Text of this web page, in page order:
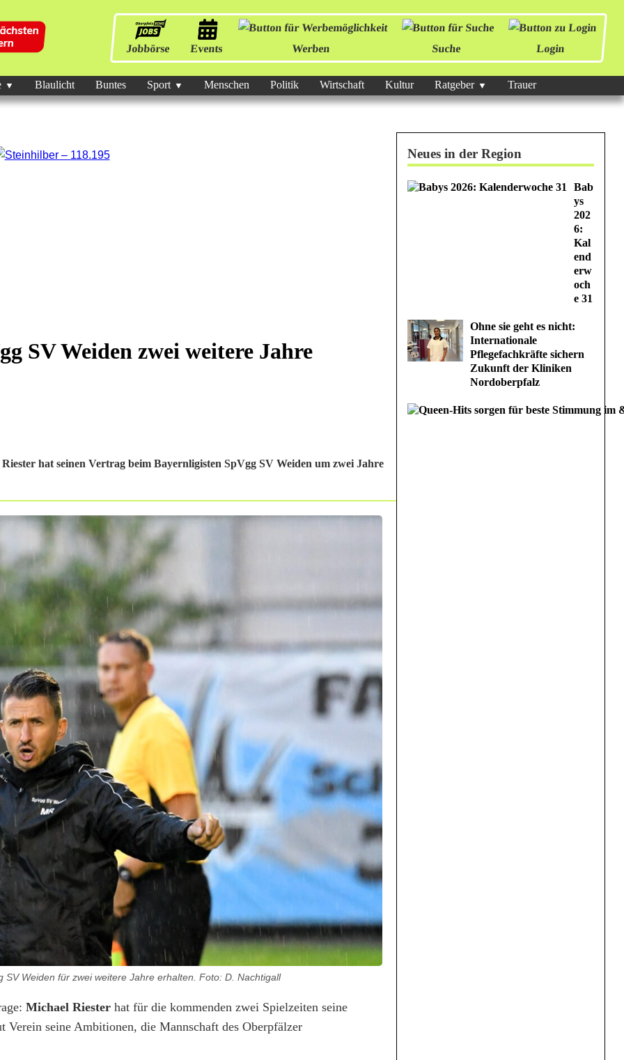
Jobbörse Events Werben Suche Login
Blaulicht Buntes Sport Menschen Politik Wirtschaft Kultur Ratgeber Trauer
SV Weiden zwei weitere Jahre
hat seinen Vertrag beim Bayernligisten SpVgg SV Weiden um zwei Jahre
Weiden für zwei weitere Jahre erhalten. Foto: D. Nachtigall
Michael Riester hat für die kommenden zwei Spielzeiten seine
Verein seine Ambitionen, die Mannschaft des Oberpfälzer
Neues in der Region
Bab
ys
202
6:
Kal
end
erw
och
e 31
Ohne sie geht es nicht:
Internationale
Pflegefachkräfte sichern
Zukunft der Kliniken
Nordoberpfalz